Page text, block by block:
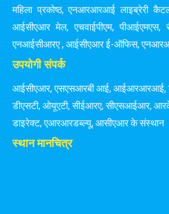
महिला प्रकोष्ठ, एनआरआरआई लाइब्रेरी
आईसीएआर मेल, एचवाईपीएम, पीआईएमएस,
एनआईसीआरए, आईसीएआर ई-ऑफिस,
उपयोगी संपर्क
आईसीएआर, एसएसआरबी आई, आईआरआरआई,
डीएसटी, ओयूएटी, सीईआरए, सीएसआईआर,
डाइरेक्ट, एआरआरडब्ल्यू, आसीएआर के संस्थान
स्थान मानचित्र